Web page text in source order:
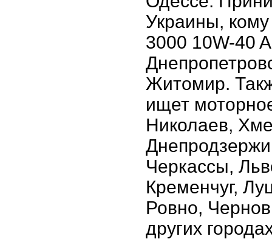
Украины,
3000 10W-40
Житомир.
ищет
Николаев,
Черкассы,
Кременчуг,
Ровно,
других